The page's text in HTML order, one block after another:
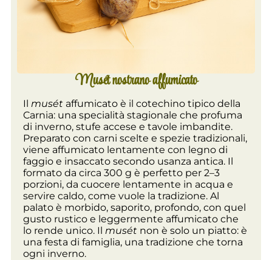
Musét nostrano affumicato
Il musét affumicato è il cotechino tipico della
Carnia: una specialità stagionale che profuma
di inverno, stufe accese e tavole imbandite.
Preparato con carni scelte e spezie tradizionali,
viene affumicato lentamente con legno di
faggio e insaccato secondo usanza antica. Il
formato da circa 300 g è perfetto per 2–3
porzioni, da cuocere lentamente in acqua e
servire caldo, come vuole la tradizione. Al
palato è morbido, saporito, profondo, con quel
gusto rustico e leggermente affumicato che
lo rende unico. Il musét non è solo un piatto: è
una festa di famiglia, una tradizione che torna
ogni inverno.